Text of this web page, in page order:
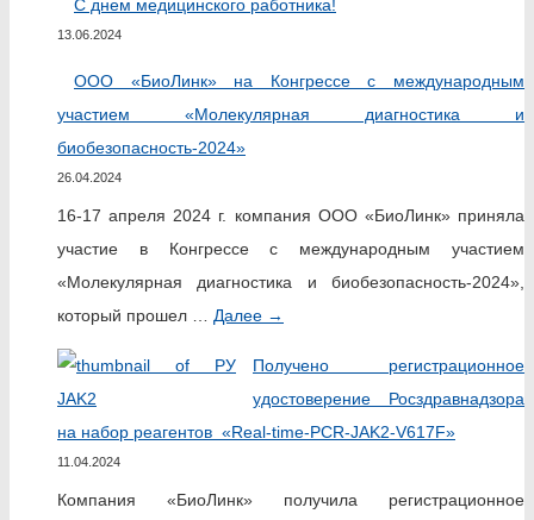
С днем медицинского работника!
13.06.2024
ООО «БиоЛинк» на Конгрессе с международным
участием «Молекулярная диагностика и
биобезопасность-2024»
26.04.2024
16-17 апреля 2024 г. компания ООО «БиоЛинк» приняла
участие в Конгрессе с международным участием
«Молекулярная диагностика и биобезопасность-2024»,
который прошел … Далее →
Получено регистрационное
удостоверение Росздравнадзора
на набор реагентов «Real-time-PCR-JAK2-V617F»
11.04.2024
Компания «БиоЛинк» получила регистрационное